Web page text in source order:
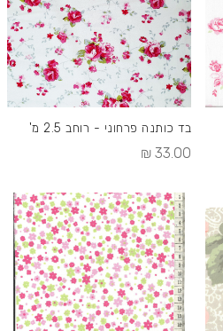
בד כותנה פרחוני - רוחב 2.5 מ'
33.00 ₪